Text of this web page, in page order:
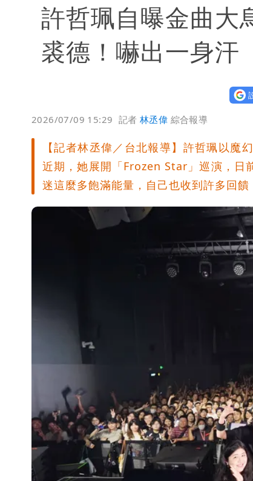
白海豚發威！內褲掛陽台被吹走
白海豚不放假「跟巴威差別在這裡
許哲珮自曝金曲
裘德！嚇出一身汗
設
2026/07/09 15:29 記者林丞偉 綜合報導
【記者林丞偉／台北報導】許哲珮以魔
近期，她展開「Frozen Star」巡演，日
迷這麼多飽滿能量，自己也收到許多回